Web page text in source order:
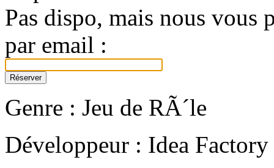
Pas dispo, mais nous vous
par email :
Genre : Jeu de RÃ´le
Développeur : Idea Factory